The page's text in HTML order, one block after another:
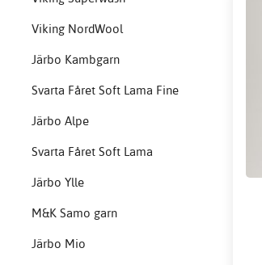
Viking NordWool
Järbo Kambgarn
Svarta Fåret Soft Lama Fine
Järbo Alpe
Svarta Fåret Soft Lama
Järbo Ylle
M&K Samo garn
Järbo Mio